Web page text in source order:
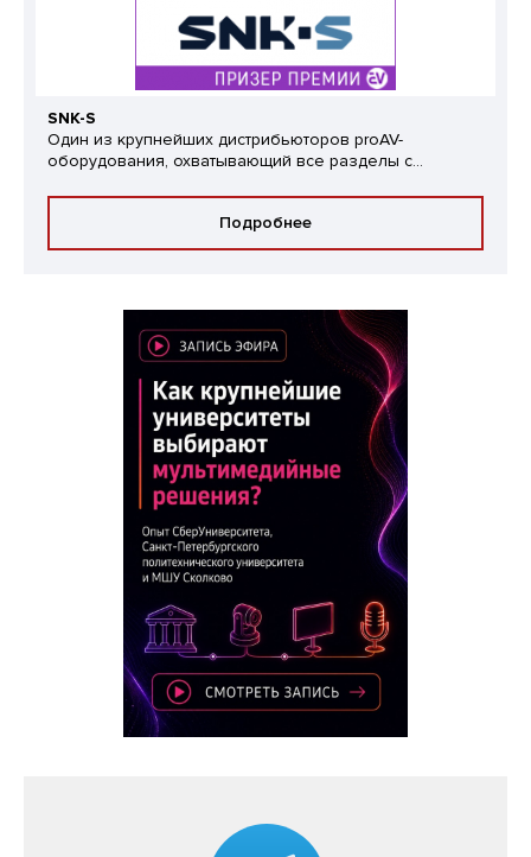
SNK-S
Один из крупнейших дистрибьюторов proAV-
оборудования, охватывающий все разделы с...
Подробнее